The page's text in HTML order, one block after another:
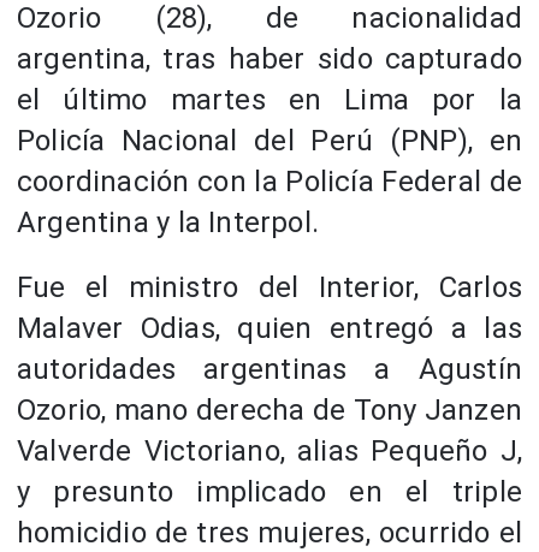
Ozorio (28), de nacionalidad
argentina, tras haber sido capturado
el último martes en Lima por la
Policía Nacional del Perú (PNP), en
coordinación con la Policía Federal de
Argentina y la Interpol.
Fue el ministro del Interior, Carlos
Malaver Odias, quien entregó a las
autoridades argentinas a Agustín
Ozorio, mano derecha de Tony Janzen
Valverde Victoriano, alias Pequeño J,
y presunto implicado en el triple
homicidio de tres mujeres, ocurrido el